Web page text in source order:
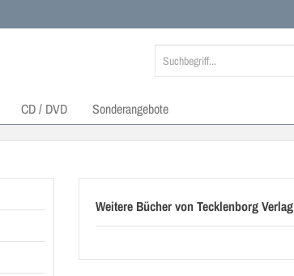
CD / DVD Sonderangebote
Weitere Bücher von Tecklenborg Verlag